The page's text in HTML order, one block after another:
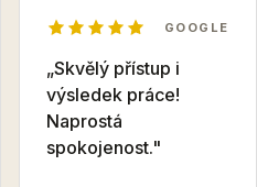
GOOGLE
„Skvělý přístup i
výsledek práce!
Naprostá
spokojenost."